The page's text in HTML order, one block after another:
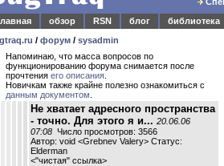
обзор RSN блог
библиотека
/ форум / sysadmin
Напоминаю, что масса вопросов по
функционированию форума снимается после
прочтения его описания
Новичкам также крайне полезно ознакомиться с
данным документом
Не хватает адресного пространства
- точно. Для этого я и... 20.06.06
07:08 Число просмотров: 3566
Автор: void <Grebnev Valery> Статус:
Elderman
<"чистая" ссылка>